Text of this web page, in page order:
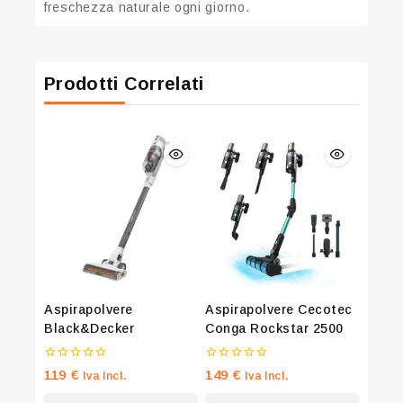
freschezza naturale ogni giorno.
Prodotti Correlati
Aspirapolvere
Black&Decker
0
su
119 € Iva Incl.
Aspirapolvere Cecotec
Conga Rockstar 2500
0
su
149 € Iva Incl.